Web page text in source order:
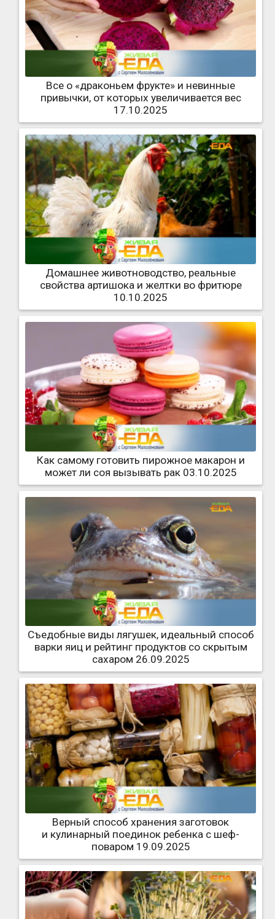
Все о «драконьем фрукте» и невинные
привычки, от которых увеличивается вес
17.10.2025
Домашнее животноводство, реальные
свойства артишока и желтки во фритюре
10.10.2025
Как самому готовить пирожное макарон и
может ли соя вызывать рак 03.10.2025
Съедобные виды лягушек, идеальный способ
варки яиц и рейтинг продуктов со скрытым
сахаром 26.09.2025
Верный способ хранения заготовок
и кулинарный поединок ребенка с шеф-
поваром 19.09.2025